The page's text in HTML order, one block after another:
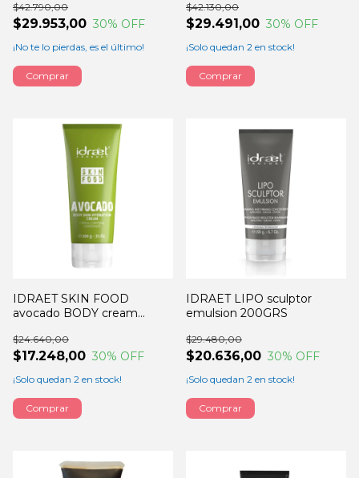
170GRS
$29.953,00
$42.790,00
30% OFF
¡No te lo pierdas, es el último!
170GRS
$29.491,00
$42.130,00
30% OFF
¡Solo quedan 2 en stock!
IDRAET SKIN FOOD
avocado BODY cream
$17.248,00
$24.640,00
30% OFF
¡Solo quedan 2 en stock!
IDRAET LIPO sculptor
emulsion 200GRS
$20.636,00
$29.480,00
30% OFF
¡Solo quedan 2 en stock!